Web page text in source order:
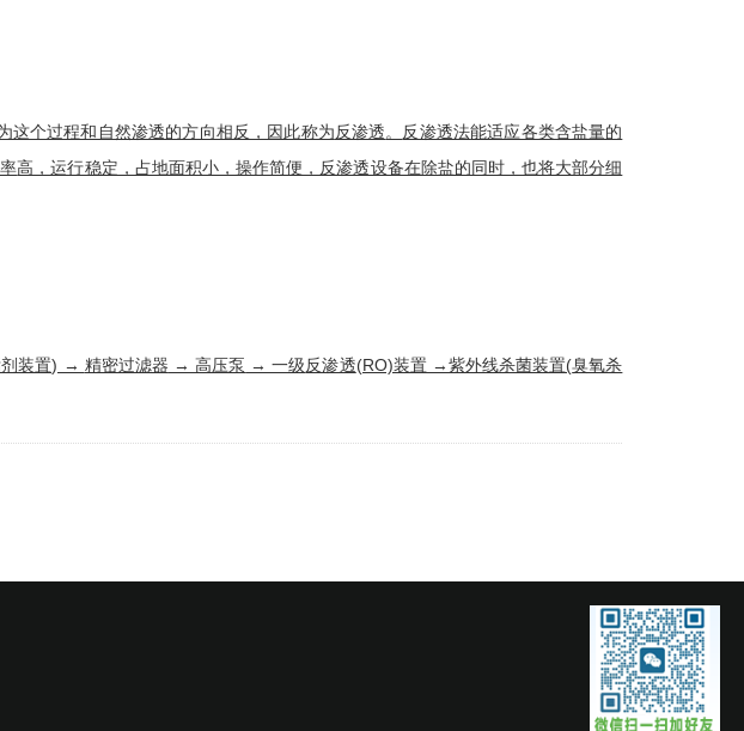
这个过程和自然渗透的方向相反，因此称为反渗透。 反渗透法能适应各类含盐量的
高，运行稳定，占地面积小，操作简便，反渗透设备在除盐的同时，也将大部分细
剂装置) → 精密过滤器 → 高压泵 → 一级反渗透(RO)装置 →紫外线杀菌装置(臭氧杀